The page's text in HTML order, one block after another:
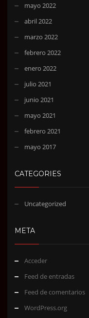
mayo 2022
abril 2022
marzo 2022
febrero 2022
enero 2022
julio 2021
junio 2021
mayo 2021
febrero 2021
mayo 2017
CATEGORIES
Uncategorized
META
Acceder
Feed de entradas
Feed de comentarios
WordPress.org